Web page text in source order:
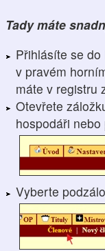
Tady máte
Přihlásíte se do
v pravém
máte v registru
Otevřete
hospodáři
Vyberte